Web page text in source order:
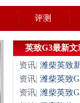
评测
英致G3最新文
· 资讯 潍柴英致
· 资讯 潍柴英致
· 资讯 潍柴英致